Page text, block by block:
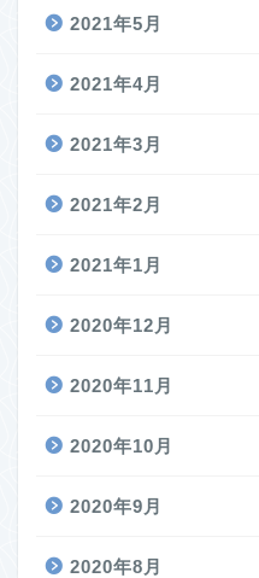
2021年5月
2021年4月
2021年3月
2021年2月
2021年1月
2020年12月
2020年11月
2020年10月
2020年9月
2020年8月